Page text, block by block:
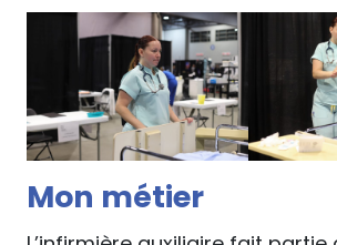
Mon métier